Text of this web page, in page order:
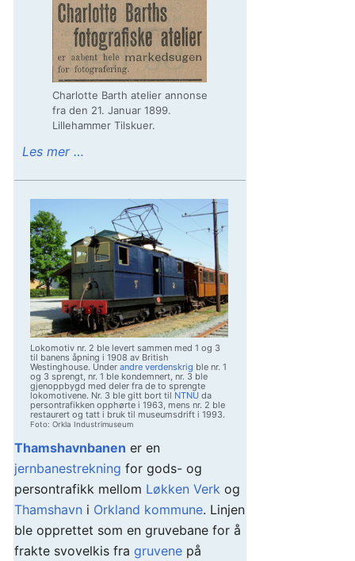
Charlotte Barth atelier annonse
fra den 21. Januar 1899.
Lillehammer Tilskuer.
Les mer …
Lokomotiv nr. 2 ble levert sammen med 1 og 3
til banens åpning i 1908 av British
Westinghouse. Under andre verdenskrig ble nr. 1
og 3 sprengt, nr. 1 ble kondemnert, nr. 3 ble
gjenoppbygd med deler fra de to sprengte
lokomotivene. Nr. 3 ble gitt bort til NTNU da
persontrafikken opphørte i 1963, mens nr. 2 ble
restaurert og tatt i bruk til museumsdrift i 1993.
Foto: Orkla Industrimuseum
Thamshavnbanen er en
jernbanestrekning for gods- og
persontrafikk mellom Løkken Verk og
Thamshavn i Orkland kommune. Linjen
ble opprettet som en gruvebane for å
frakte svovelkis fra gruvene på